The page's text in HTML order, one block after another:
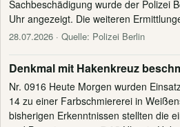
Sachbeschädigung wurde der Polizei
Uhr angezeigt. Die weiteren
28.07.2026 · Quelle: Polizei Berlin
Denkmal mit Hakenkreuz
Nr. 0916 Heute Morgen wurden
14 zu einer Farbschmiererei in
bisherigen Erkenntnissen stellten die